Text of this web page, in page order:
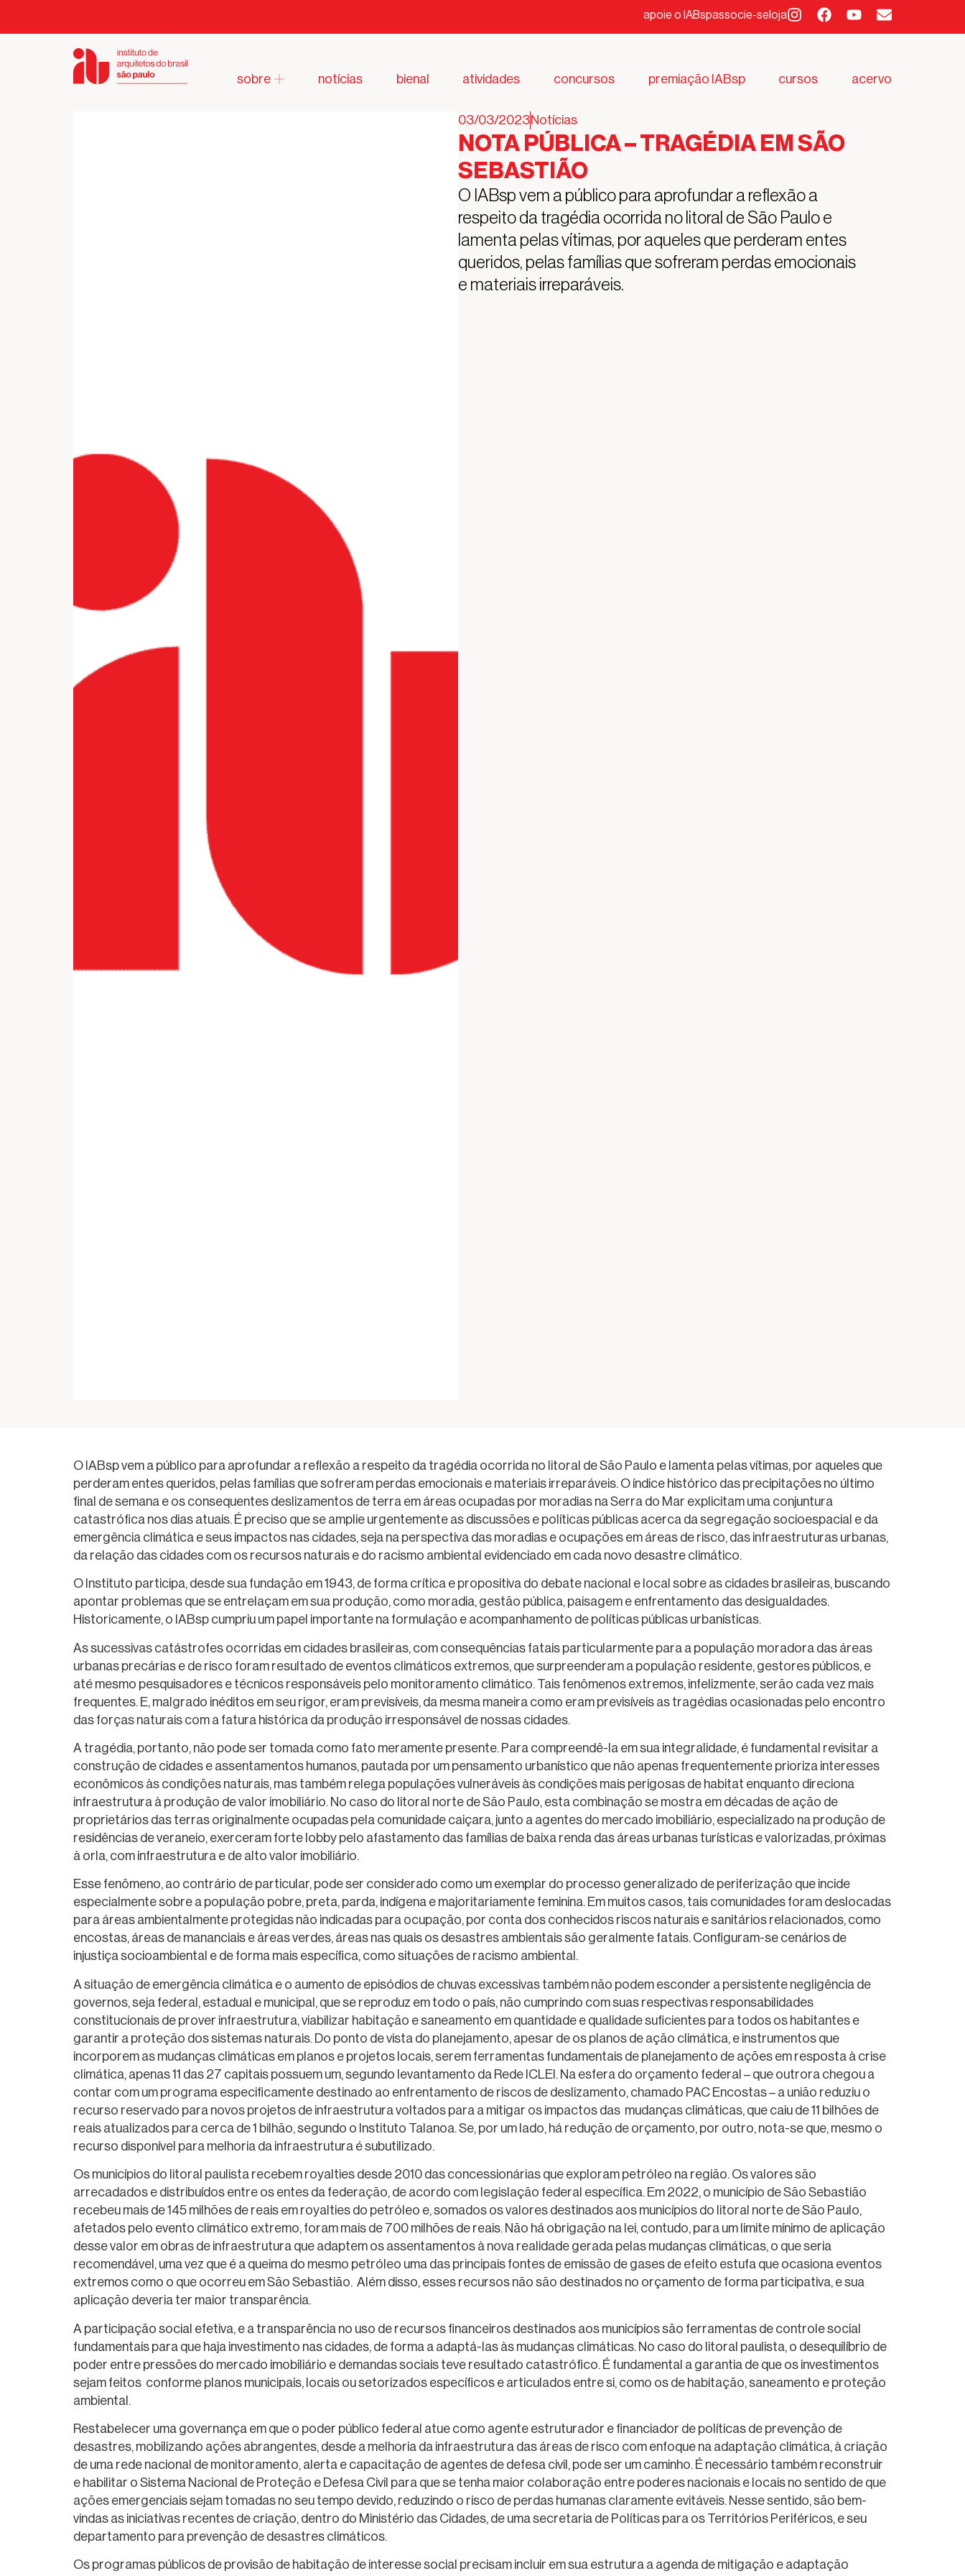
apoie o IABspassocie-seloja
sobre notícias bienal atividades concursos premiação IABsp cursos acervo
03/03/2023Notícias
NOTA PÚBLICA – TRAGÉDIA EM SÃO
SEBASTIÃO
O IABsp vem a público para aprofundar a reflexão a
respeito da tragédia ocorrida no litoral de São Paulo e
lamenta pelas vítimas, por aqueles que perderam entes
queridos, pelas famílias que sofreram perdas emocionais
e materiais irreparáveis.
O IABsp vem a público para aprofundar a reflexão a respeito da tragédia ocorrida no litoral de São Paulo e lamenta pelas vítimas, por aqueles que
perderam entes queridos, pelas famílias que sofreram perdas emocionais e materiais irreparáveis. O índice histórico das precipitações no último
final de semana e os consequentes deslizamentos de terra em áreas ocupadas por moradias na Serra do Mar explicitam uma conjuntura
catastrófica nos dias atuais. É preciso que se amplie urgentemente as discussões e políticas públicas acerca da segregação socioespacial e da
emergência climática e seus impactos nas cidades, seja na perspectiva das moradias e ocupações em áreas de risco, das infraestruturas urbanas,
da relação das cidades com os recursos naturais e do racismo ambiental evidenciado em cada novo desastre climático.
O Instituto participa, desde sua fundação em 1943, de forma crítica e propositiva do debate nacional e local sobre as cidades brasileiras, buscando
apontar problemas que se entrelaçam em sua produção, como moradia, gestão pública, paisagem e enfrentamento das desigualdades.
Historicamente, o IABsp cumpriu um papel importante na formulação e acompanhamento de políticas públicas urbanísticas.
As sucessivas catástrofes ocorridas em cidades brasileiras, com consequências fatais particularmente para a população moradora das áreas
urbanas precárias e de risco foram resultado de eventos climáticos extremos, que surpreenderam a população residente, gestores públicos, e
até mesmo pesquisadores e técnicos responsáveis pelo monitoramento climático. Tais fenômenos extremos, infelizmente, serão cada vez mais
frequentes. E, malgrado inéditos em seu rigor, eram previsíveis, da mesma maneira como eram previsíveis as tragédias ocasionadas pelo encontro
das forças naturais com a fatura histórica da produção irresponsável de nossas cidades.
A tragédia, portanto, não pode ser tomada como fato meramente presente. Para compreendê-la em sua integralidade, é fundamental revisitar a
construção de cidades e assentamentos humanos, pautada por um pensamento urbanístico que não apenas frequentemente prioriza interesses
econômicos às condições naturais, mas também relega populações vulneráveis às condições mais perigosas de habitat enquanto direciona
infraestrutura à produção de valor imobiliário. No caso do litoral norte de São Paulo, esta combinação se mostra em décadas de ação de
proprietários das terras originalmente ocupadas pela comunidade caiçara, junto a agentes do mercado imobiliário, especializado na produção de
residências de veraneio, exerceram forte lobby pelo afastamento das famílias de baixa renda das áreas urbanas turísticas e valorizadas, próximas
à orla, com infraestrutura e de alto valor imobiliário.
Esse fenômeno, ao contrário de particular, pode ser considerado como um exemplar do processo generalizado de periferização que incide
especialmente sobre a população pobre, preta, parda, indígena e majoritariamente feminina. Em muitos casos, tais comunidades foram deslocadas
para áreas ambientalmente protegidas não indicadas para ocupação, por conta dos conhecidos riscos naturais e sanitários relacionados, como
encostas, áreas de mananciais e áreas verdes, áreas nas quais os desastres ambientais são geralmente fatais. Configuram-se cenários de
injustiça socioambiental e de forma mais específica, como situações de racismo ambiental.
A situação de emergência climática e o aumento de episódios de chuvas excessivas também não podem esconder a persistente negligência de
governos, seja federal, estadual e municipal, que se reproduz em todo o país, não cumprindo com suas respectivas responsabilidades
constitucionais de prover infraestrutura, viabilizar habitação e saneamento em quantidade e qualidade suficientes para todos os habitantes e
garantir a proteção dos sistemas naturais. Do ponto de vista do planejamento, apesar de os planos de ação climática, e instrumentos que
incorporem as mudanças climáticas em planos e projetos locais, serem ferramentas fundamentais de planejamento de ações em resposta à crise
climática, apenas 11 das 27 capitais possuem um, segundo levantamento da Rede ICLEI. Na esfera do orçamento federal – que outrora chegou a
contar com um programa especificamente destinado ao enfrentamento de riscos de deslizamento, chamado PAC Encostas – a união reduziu o
recurso reservado para novos projetos de infraestrutura voltados para a mitigar os impactos das mudanças climáticas, que caiu de 11 bilhões de
reais atualizados para cerca de 1 bilhão, segundo o Instituto Talanoa. Se, por um lado, há redução de orçamento, por outro, nota-se que, mesmo o
recurso disponível para melhoria da infraestrutura é subutilizado.
Os municípios do litoral paulista recebem royalties desde 2010 das concessionárias que exploram petróleo na região. Os valores são
arrecadados e distribuídos entre os entes da federação, de acordo com legislação federal específica. Em 2022, o município de São Sebastião
recebeu mais de 145 milhões de reais em royalties do petróleo e, somados os valores destinados aos municípios do litoral norte de São Paulo,
afetados pelo evento climático extremo, foram mais de 700 milhões de reais. Não há obrigação na lei, contudo, para um limite mínimo de aplicação
desse valor em obras de infraestrutura que adaptem os assentamentos à nova realidade gerada pelas mudanças climáticas, o que seria
recomendável, uma vez que é a queima do mesmo petróleo uma das principais fontes de emissão de gases de efeito estufa que ocasiona eventos
extremos como o que ocorreu em São Sebastião. Além disso, esses recursos não são destinados no orçamento de forma participativa, e sua
aplicação deveria ter maior transparência.
A participação social efetiva, e a transparência no uso de recursos financeiros destinados aos municípios são ferramentas de controle social
fundamentais para que haja investimento nas cidades, de forma a adaptá-las às mudanças climáticas. No caso do litoral paulista, o desequilíbrio de
poder entre pressões do mercado imobiliário e demandas sociais teve resultado catastrófico. É fundamental a garantia de que os investimentos
sejam feitos conforme planos municipais, locais ou setorizados específicos e articulados entre si, como os de habitação, saneamento e proteção
ambiental.
Restabelecer uma governança em que o poder público federal atue como agente estruturador e financiador de políticas de prevenção de
desastres, mobilizando ações abrangentes, desde a melhoria da infraestrutura das áreas de risco com enfoque na adaptação climática, à criação
de uma rede nacional de monitoramento, alerta e capacitação de agentes de defesa civil, pode ser um caminho. É necessário também reconstruir
e habilitar o Sistema Nacional de Proteção e Defesa Civil para que se tenha maior colaboração entre poderes nacionais e locais no sentido de que
ações emergenciais sejam tomadas no seu tempo devido, reduzindo o risco de perdas humanas claramente evitáveis. Nesse sentido, são bem-
vindas as iniciativas recentes de criação, dentro do Ministério das Cidades, de uma secretaria de Políticas para os Territórios Periféricos, e seu
departamento para prevenção de desastres climáticos.
Os programas públicos de provisão de habitação de interesse social precisam incluir em sua estrutura a agenda de mitigação e adaptação